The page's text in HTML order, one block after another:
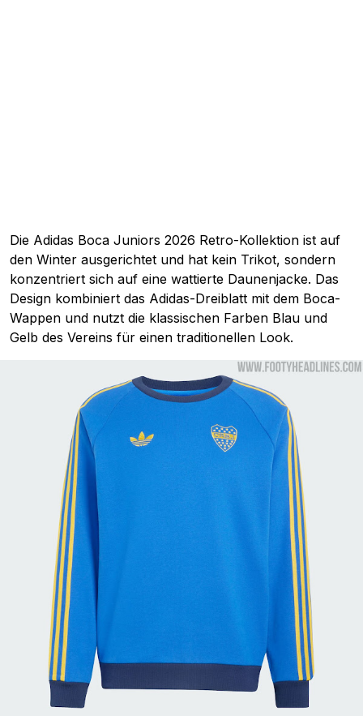
Die Adidas Boca Juniors 2026 Retro-Kollektion ist auf
den Winter ausgerichtet und hat kein Trikot, sondern
konzentriert sich auf eine wattierte Daunenjacke. Das
Design kombiniert das Adidas-Dreiblatt mit dem Boca-
Wappen und nutzt die klassischen Farben Blau und
Gelb des Vereins für einen traditionellen Look.